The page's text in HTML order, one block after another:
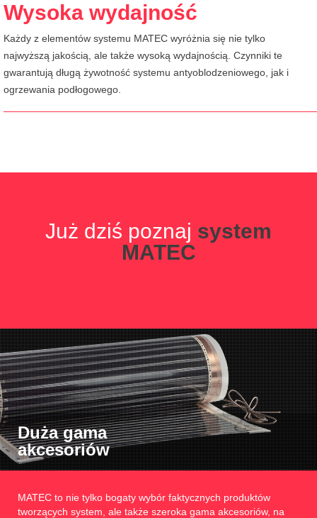
Wysoka wydajność
Każdy z elementów systemu MATEC wyróżnia się nie tylko
najwyższą jakością, ale także wysoką wydajnością. Czynniki te
gwarantują długą żywotność systemu antyoblodzeniowego, jak i
ogrzewania podłogowego.
Już dziś poznaj system
MATEC
Duża gama
akcesoriów
MATEC to nie tylko bogaty wybór faktycznych produktów
tworzących system, ale także szeroka gama akcesoriów, na